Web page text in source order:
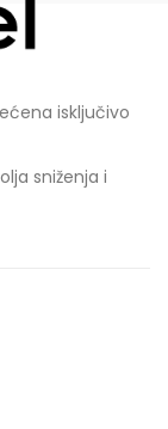
isključivo
sniženja i